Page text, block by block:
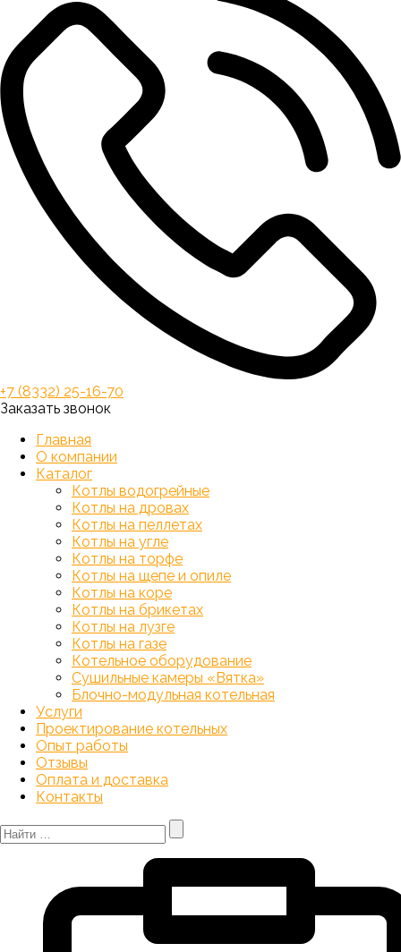
+7 (8332) 25-16-70
Заказать звонок
Главная
О компании
Каталог
Котлы водогрейные
Котлы на дровах
Котлы на пеллетах
Котлы на угле
Котлы на торфе
Котлы на щепе и опиле
Котлы на коре
Котлы на брикетах
Котлы на лузге
Котлы на газе
Котельное оборудование
Сушильные камеры «Вятка»
Блочно-модульная котельная
Услуги
Проектирование котельных
Опыт работы
Отзывы
Оплата и доставка
Контакты